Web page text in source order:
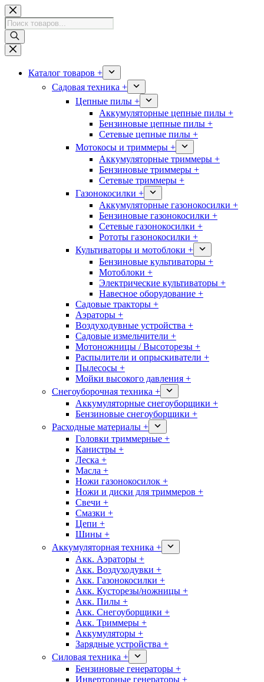
Перейти
к
сути
Поиск
товаров
Каталог товаров +
Садовая техника +
Цепные пилы +
Аккумуляторные цепные пилы +
Бензиновые цепные пилы +
Сетевые цепные пилы +
Мотокосы и триммеры +
Аккумуляторные триммеры +
Бензиновые триммеры +
Сетевые триммеры +
Газонокосилки +
Аккумуляторные газонокосилки +
Бензиновые газонокосилки +
Сетевые газонокосилки +
Рототы газонокосилки +
Культиваторы и мотоблоки +
Бензиновые культиваторы +
Мотоблоки +
Электрические культиваторы +
Навесное оборудование +
Садовые тракторы +
Аэраторы +
Воздуходувные устройства +
Садовые измельчители +
Мотоножницы / Высоторезы +
Распылители и опрыскиватели +
Пылесосы +
Мойки высокого давления +
Снегоуборочная техника +
Аккумуляторные снегоуборщики +
Бензиновые снегоуборщики +
Расходные материалы +
Головки триммерные +
Канистры +
Леска +
Масла +
Ножи газонокосилок +
Ножи и диски для триммеров +
Свечи +
Смазки +
Цепи +
Шины +
Аккумуляторная техника +
Акк. Аэраторы +
Акк. Воздуходувки +
Акк. Газонокосилки +
Акк. Кусторезы/ножницы +
Акк. Пилы +
Акк. Снегоуборщики +
Акк. Триммеры +
Аккумуляторы +
Зарядные устройства +
Силовая техника +
Бензиновые генераторы +
Инверторные генераторы +